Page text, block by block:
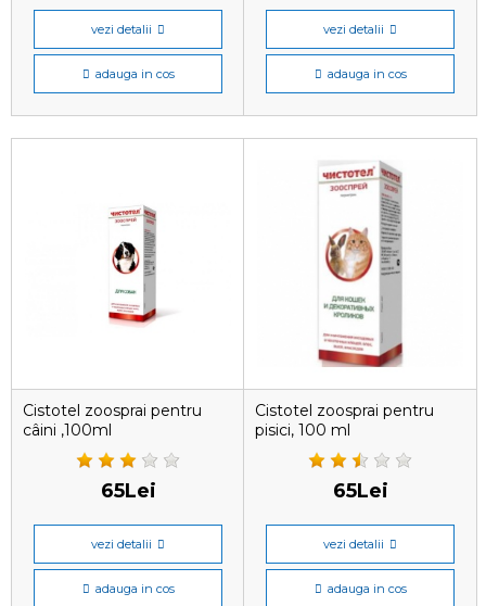
vezi detalii
adauga in cos
vezi detalii
adauga in cos
Cistotel zoosprai pentru
câini ,100ml
65Lei
vezi detalii
adauga in cos
Cistotel zoosprai pentru
pisici, 100 ml
65Lei
vezi detalii
adauga in cos